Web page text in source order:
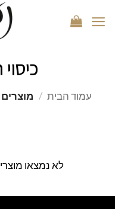
עמוד הבית /
לא נמצאו